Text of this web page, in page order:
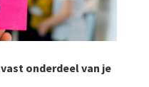
onderdeel van je